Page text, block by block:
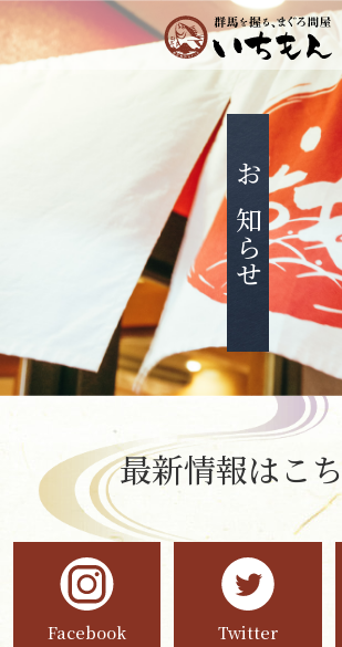
お知らせ
最新情報はこ
Facebook Twitter